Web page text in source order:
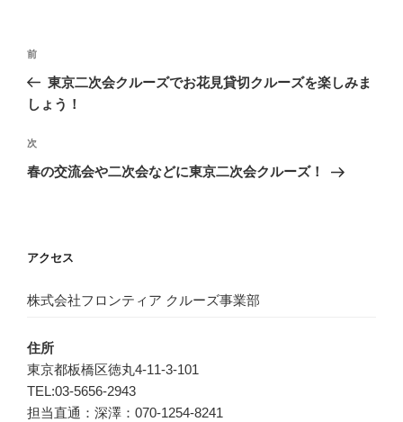
投
ナ
ゲ
ー
前
の
投
前
東京二次会クルーズでお花見貸切クルーズを楽しみま
しょう！
次
の
次
春の交流会や二次会などに東京二次会クルーズ！
アクセス
株式会社フロンティア クルーズ事業部
住所
東京都板橋区徳丸4-11-3-101
TEL:03-5656-2943
担当直通：深澤：070-1254-8241